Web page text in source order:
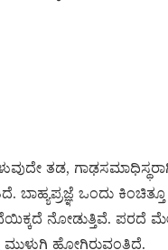
ತಡ,
ಬಾಹ್ಯಪ್ರಜ್ಞೆ ಒಂದು
ನೋಡುತ್ತಿವೆ. ಪರದೆ
ಹೋಗಿರುವಂತಿದೆ.